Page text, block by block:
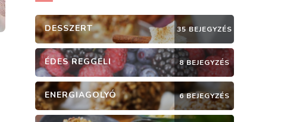
DESSZERT 35 BEJEGYZÉS
ÉDES REGGELI 8 BEJEGYZÉS
ENERGIAGOLYÓ 6 BEJEGYZÉS